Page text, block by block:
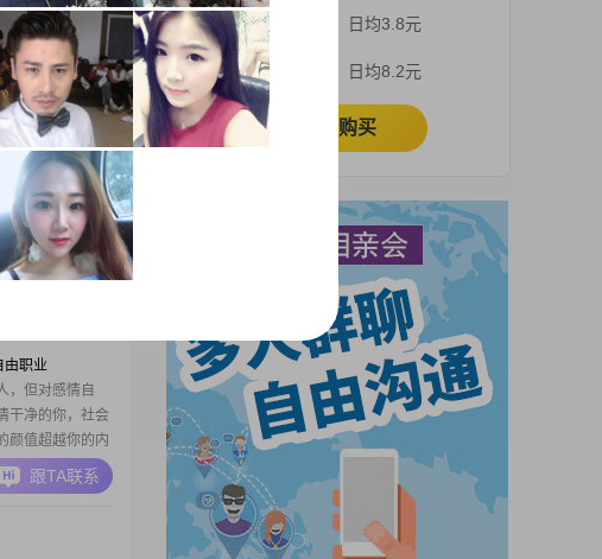
已经过去了，现
她，不求大富大
加了！
跟TA联系
写
士，出生于1968
中一直保持着稳
让我能够在生
我的学历是高中
跟TA联系
由职业
，但对感情自
干净的你，社会
颜值超越你的内
跟TA联系
日均3.8元
日均8.2元
立即购买